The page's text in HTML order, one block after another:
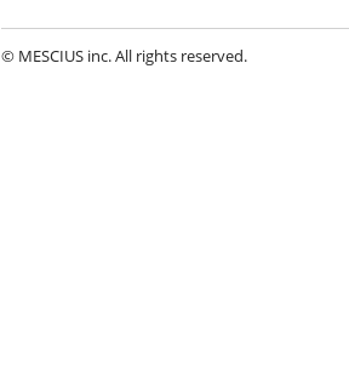
© MESCIUS inc. All rights reserved.